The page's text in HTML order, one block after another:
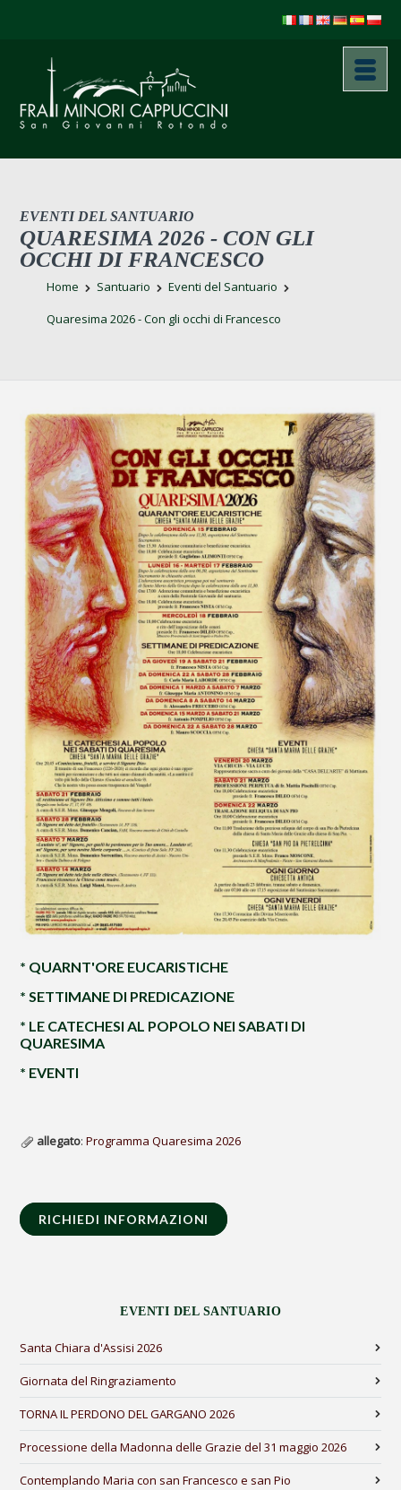
EVENTI DEL SANTUARIO
QUARESIMA 2026 - CON GLI
OCCHI DI FRANCESCO
Home Santuario
Eventi del Santuario
Quaresima 2026 - Con gli occhi di Francesco
* QUARNT'ORE EUCARISTICHE
* SETTIMANE DI PREDICAZIONE
* LE CATECHESI AL POPOLO NEI SABATI DI
QUARESIMA
* EVENTI
allegato:Programma Quaresima 2026
RICHIEDI INFORMAZIONI
EVENTI DEL SANTUARIO
Santa Chiara d'Assisi 2026
Giornata del Ringraziamento
TORNA IL PERDONO DEL GARGANO 2026
Processione della Madonna delle Grazie del 31 maggio 2026
Contemplando Maria con san Francesco e san Pio